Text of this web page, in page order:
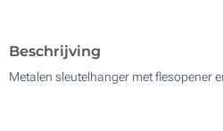
Beschrijving
Metalen sleutelhanger met flesopener